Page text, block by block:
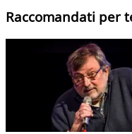
Raccomandati per